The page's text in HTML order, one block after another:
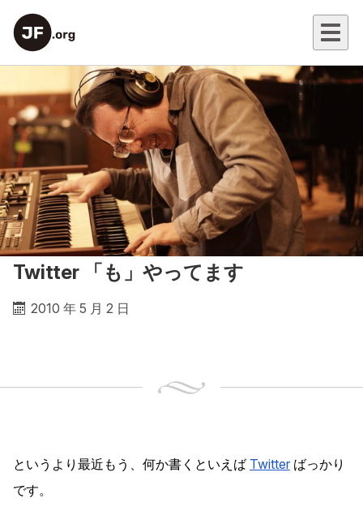
Twitter 「も」やってます
2010 年 5 月 2 日
というより最近もう、何か書くといえば Twitter ばっかり
です。